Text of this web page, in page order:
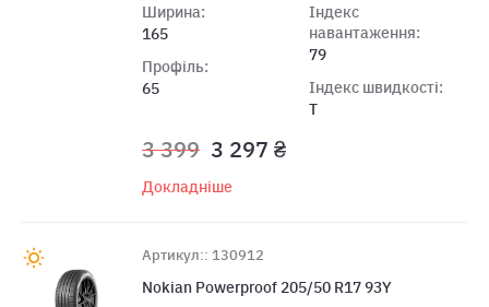
Ширина:
165
Профіль:
65
Індекс
навантаження:
79
Індекс швидкості:
T
3 399 3 297 ₴
Докладніше
Артикул:: 130912
Nokian Powerproof 205/50 R17 93Y